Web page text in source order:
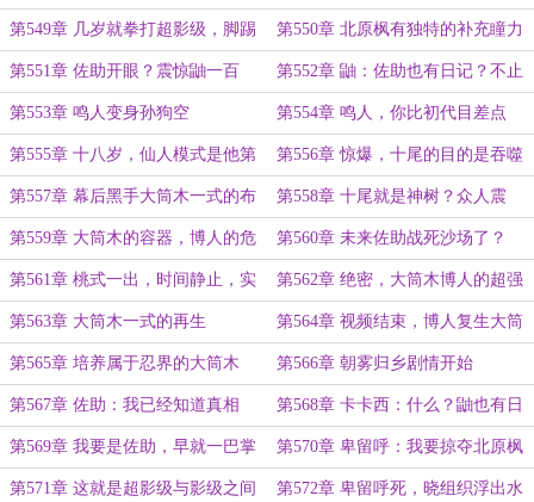
了
第549章 几岁就拳打超影级，脚踢
六道级的怪物
第550章 北原枫有独特的补充瞳力
的办法
第551章 佐助开眼？震惊鼬一百
年！
第552章 鼬：佐助也有日记？不止
我有日记？
第553章 鸣人变身孙狗空 第554章 鸣人，你比初代目差点
啥？干！
第555章 十八岁，仙人模式是他第
一张王牌，三十岁，是最后一张王牌
第556章 惊爆，十尾的目的是吞噬
忍界
第557章 幕后黑手大筒木一式的布
置？
第558章 十尾就是神树？众人震
惊！
第559章 大筒木的容器，博人的危
机
第560章 未来佐助战死沙场了？
第561章 桃式一出，时间静止，实
力震惊众人
第562章 绝密，大筒木博人的超强
实力
第563章 大筒木一式的再生 第564章 视频结束，博人复生大筒
木
第565章 培养属于忍界的大筒木 第566章 朝雾归乡剧情开始
第567章 佐助：我已经知道真相
了，哥哥
第568章 卡卡西：什么？鼬也有日
记？
第569章 我要是佐助，早就一巴掌
甩你脸上了
第570章 卑留呼：我要掠夺北原枫
的写轮眼
第571章 这就是超影级与影级之间 第572章 卑留呼死，晓组织浮出水